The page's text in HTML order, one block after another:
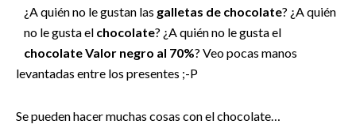
¿A quién no le gustan las galletas de chocolate? ¿A quién
no le gusta el chocolate? ¿A quién no le gusta el
chocolate Valor negro al 70%? Veo pocas manos
levantadas entre los presentes ;-P
Se pueden hacer muchas cosas con el chocolate…